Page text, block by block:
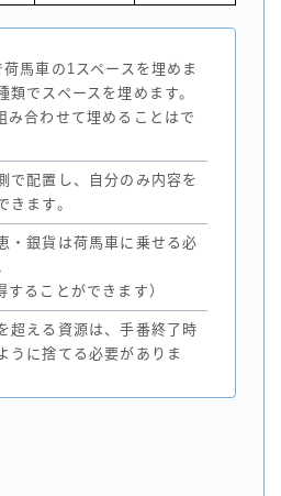
馬車の1スペースを埋めま
類でスペースを埋めます。
み合わせて埋めることはで
で配置し、自分のみ内容を
きます。
・銀貨は荷馬車に乗せる必
することができます）
超える資源は、手番終了時
うに捨てる必要がありま